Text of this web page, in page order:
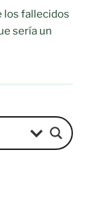
los fallecidos
sería un